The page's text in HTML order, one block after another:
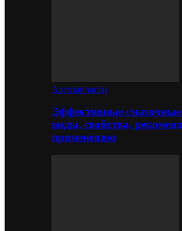
Автозапчасти
Эффективные
виды, свойства,
применению